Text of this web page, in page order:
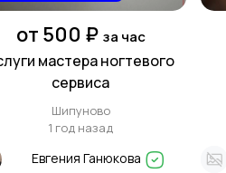
от 500 ₽ за час
мастера ногтевого
сервиса
Шипуново
1 год назад
Евгения Ганюкова